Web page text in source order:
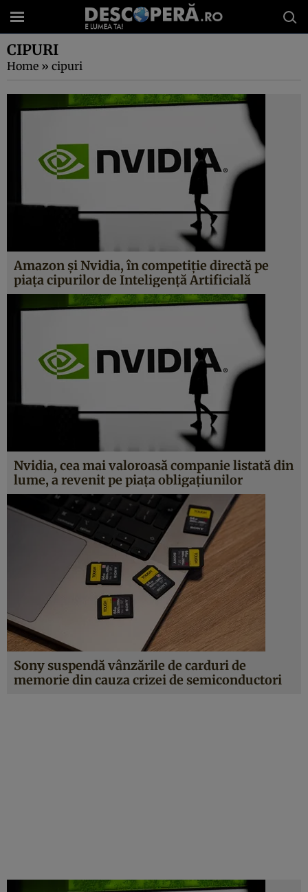
CIPURI
Home » cipuri
Amazon și Nvidia, în competiție directă pe
piața cipurilor de Inteligență Artificială
Nvidia, cea mai valoroasă companie listată din
lume, a revenit pe piața obligațiunilor
Sony suspendă vânzările de carduri de
memorie din cauza crizei de semiconductori